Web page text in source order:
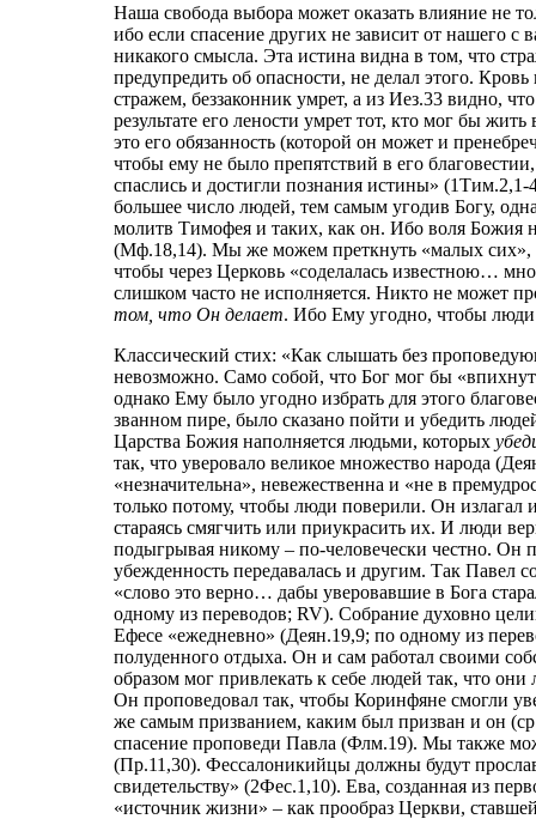
Наша свобода выбора может оказать влияние не
ибо если спасение других не зависит от нашего
никакого смысла. Эта истина видна в том, что
предупредить об опасности, не делал этого.
стражем, беззаконник умрет, а из Иез.33 видно,
результате его лености умрет тот, кто мог бы
это его обязанность (которой он может и
чтобы ему не было препятствий в его
спаслись и достигли познания истины»
большее число людей, тем самым угодив Богу,
молитв Тимофея и таких, как он. Ибо воля Божия
(Мф.18,14). Мы же можем преткнуть «малых сих»,
чтобы через Церковь «соделалась известною…
слишком часто не исполняется. Никто не может
том, что Он делает. Ибо Ему угодно, чтобы
Классический стих: «Как слышать без
невозможно. Само собой, что Бог мог бы
однако Ему было угодно избрать для этого
званном пире, было сказано пойти и убедить
Царства Божия наполняется людьми, которых
так, что уверовало великое множество народа
«незначительна», невежественна и «не в
только потому, чтобы люди поверили. Он
стараясь смягчить или приукрасить их. И люди
подыгрывая никому – по-человечески честно.
убежденность передавалась и другим. Так Павел
«слово это верно… дабы уверовавшие в Бога
одному из переводов; RV). Собрание духовно
Ефесе «ежедневно» (Деян.19,9; по одному из
полуденного отдыха. Он и сам работал своими
образом мог привлекать к себе людей так, что
Он проповедовал так, чтобы Коринфяне смогли
же самым призванием, каким был призван и он
спасение проповеди Павла (Флм.19). Мы также
(Пр.11,30). Фессалоникийцы должны будут
свидетельству» (2Фес.1,10). Ева, созданная из
«источник жизни» – как прообраз Церкви,